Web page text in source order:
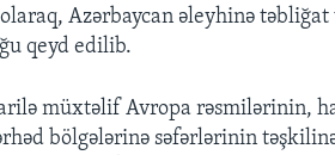
Azərbaycan əleyhinə
qeyd edilib.
müxtəlif Avropa rəsmilərinin,
bölgələrinə səfərlərinin